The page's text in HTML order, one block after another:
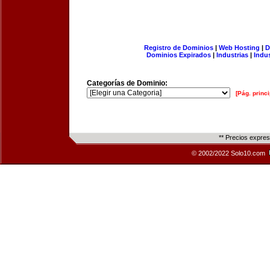
Registro de Dominios| Web Hosting |
Dominios Expirados | Industrias |
Categorías de Dominio:
[Pág.
** Precios
© 2002/2022 Solo10.com